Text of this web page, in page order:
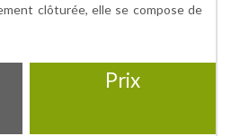
clôturée, elle se compose de
Prix